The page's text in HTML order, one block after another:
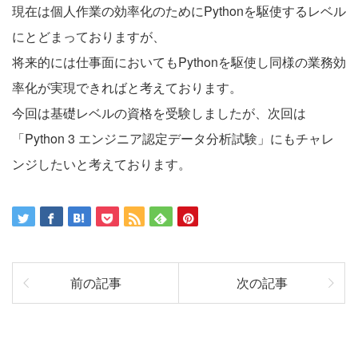
現在は個人作業の効率化のためにPythonを駆使するレベル
にとどまっておりますが、
将来的には仕事面においてもPythonを駆使し同様の業務効
率化が実現できればと考えております。
今回は基礎レベルの資格を受験しましたが、次回は
「Python 3 エンジニア認定データ分析試験」にもチャレ
ンジしたいと考えております。
前の記事 次の記事